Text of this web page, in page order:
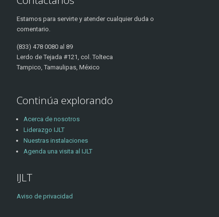
Estamos para servirte y atender cualquier duda o
comentario.
(833) 478 0080 al 89
Lerdo de Tejada #121, col. Tolteca
Tampico, Tamaulipas, México
Continúa explorando
Acerca de nosotros
Liderazgo IJLT
Nuestras instalaciones
Agenda una visita al IJLT
IJLT
Aviso de privacidad